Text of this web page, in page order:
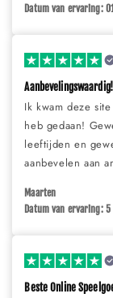
Datum van ervaring:
Aanbevelingswaardig!
Ik kwam deze
heb gedaan!
leeftijden en
aanbevelen aan
Maarten
Datum van ervaring:
Beste Online